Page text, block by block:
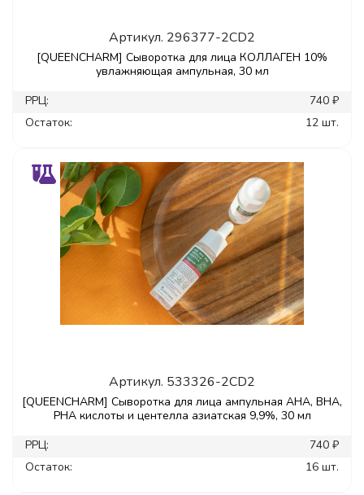
Артикул. 296377-2CD2
[QUEENCHARM] Сыворотка для лица КОЛЛАГЕН 10%
увлажняющая ампульная, 30 мл
РРЦ:
740 ₽
Остаток:
12 шт.
Артикул. 533326-2CD2
[QUEENCHARM] Сыворотка для лица ампульная AHA, BHA,
PHA кислоты и центелла азиатская 9,9%, 30 мл
РРЦ:
740 ₽
Остаток:
16 шт.